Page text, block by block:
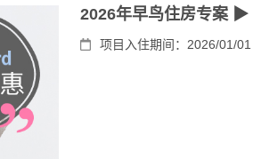
2026年早鸟住房专案 ▶
项目入住期间：2026/01/